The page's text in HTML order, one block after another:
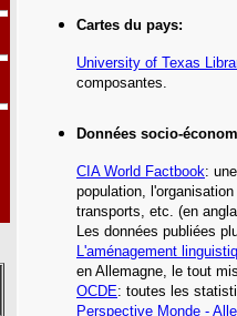
Cartes du pays:
University of Texas
composantes.
Données socio-
CIA World Factbook:
population,
transports, etc. (en
Les données publiées
L'aménagement
en Allemagne, le tout
OCDE: toutes les
Perspective Monde -